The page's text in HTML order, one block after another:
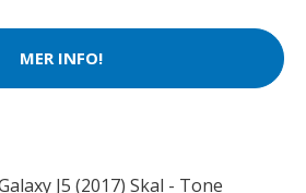
MER INFO!